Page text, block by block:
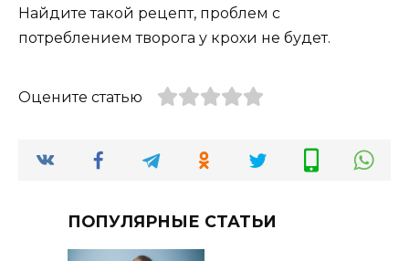
Найдите такой рецепт, проблем с
потреблением творога у крохи не будет.
Оцените статью
ПОПУЛЯРНЫЕ СТАТЬИ